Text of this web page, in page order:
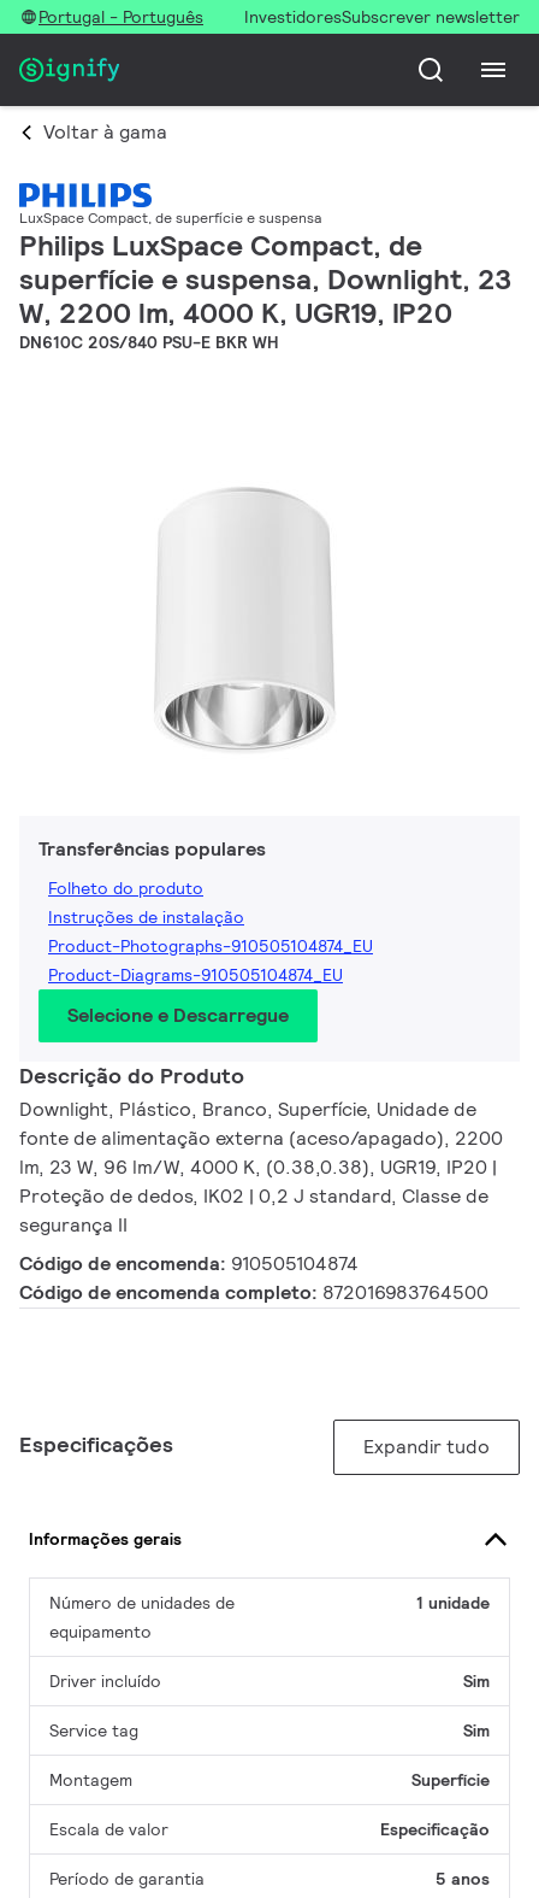
Portugal - Português InvestidoresSubscrever newsletter
Voltar à gama
LuxSpace Compact, de superfície e suspensa
Philips LuxSpace Compact, de
superfície e suspensa, Downlight, 23
W, 2200 lm, 4000 K, UGR19, IP20
DN610C 20S/840 PSU-E BKR WH
Transferências populares
Folheto do produto
Instruções de instalação
Product-Photographs-910505104874_EU
Product-Diagrams-910505104874_EU
Selecione e Descarregue
Descrição do Produto
Downlight, Plástico, Branco, Superfície, Unidade de
fonte de alimentação externa (aceso/apagado), 2200
lm, 23 W, 96 lm/W, 4000 K, (0.38,0.38), UGR19, IP20 |
Proteção de dedos, IK02 | 0,2 J standard, Classe de
segurança II
Código de encomenda: 910505104874
Código de encomenda completo: 872016983764500
Especificações Expandir tudo
Informações gerais
Número de unidades de
equipamento
1 unidade
Driver incluído Sim
Service tag Sim
Montagem Superfície
Escala de valor Especificação
Período de garantia 5 anos